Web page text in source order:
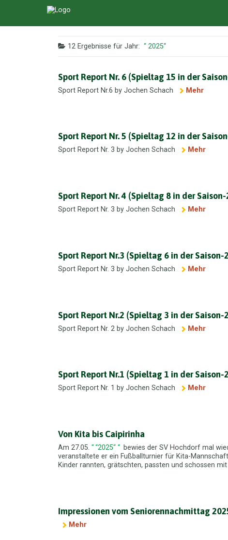
12 Ergebnisse für Jahr: 2025
Sport Report Nr. 6 (Spieltag 15 in der
Sport Report Nr.6 by Jochen Schach Mehr
Sport Report Nr. 5 (Spieltag 12 in der
Sport Report Nr. 3 by Jochen Schach Mehr
Sport Report Nr. 4 (Spieltag 8 in der
Sport Report Nr. 3 by Jochen Schach Mehr
Sport Report Nr.3 (Spieltag 6 in der
Sport Report Nr. 3 by Jochen Schach Mehr
Sport Report Nr.2 (Spieltag 3 in der
Sport Report Nr. 2 by Jochen Schach Mehr
Sport Report Nr.1 (Spieltag 1 in der
Sport Report Nr. 1 by Jochen Schach Mehr
Von Kita bis Caipirinha
Am 27.05. 2025
bewies der SV Hochdorf mal
veranstaltete er ein Fußballturnier für Kita-
Kinder rannten, grätschten, passten und schossen
Impressionen vom Seniorennachmittag
Mehr